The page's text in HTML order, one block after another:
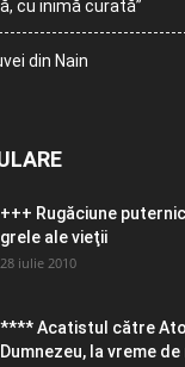
cu inimă curată”
din Nain
+++ Rugăciune
grele ale vieţii
28 iulie 2010
**** Acatistul către
Dumnezeu, la vreme